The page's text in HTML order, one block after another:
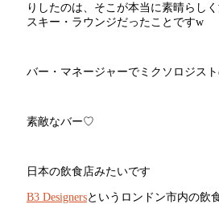
りしたのは、そこが本当に素晴らし
スキー・ラウンジだったことですw
バー・マネージャーでミクソロジス
素敵なバー♡
日本の飲食店みたいです
B3 Designersというロンドン市内の飲